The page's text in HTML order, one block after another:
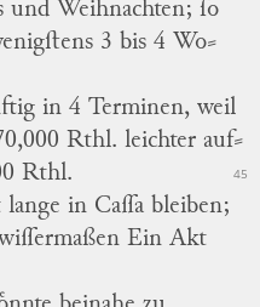
und Weihnachten; ſo
3 bis 4 Wo⸗
in 4 Terminen, weil
Rthl. leichter auf⸗
45
Rthl.
in Caſſa bleiben;
Ein Akt